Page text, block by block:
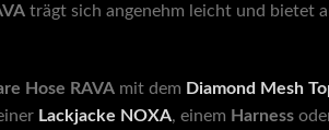
trägt sich angenehm leicht und bietet
Hose RAVA mit dem Diamond Mesh
Lackjacke NOXA, einem Harness